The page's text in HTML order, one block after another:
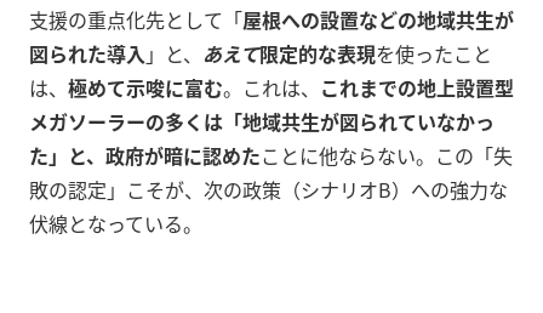
支援の重点化先として「屋根への設置などの地域共生が
図られた導入 」と、 あえて限定的な表現を使ったこと
は、 極めて示唆に富む。これは、 これまでの地上設置型
メガソーラーの多くは「地域共生が図られていなかっ
た」と、政府が暗に認めたことに他ならない。この「失
敗の認定」こそが、次の政策（シナリオB）への強力な
伏線となっている。